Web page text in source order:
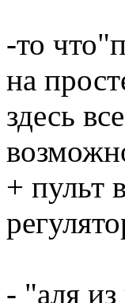
-то
на
здесь
+ пульт
- "аля из